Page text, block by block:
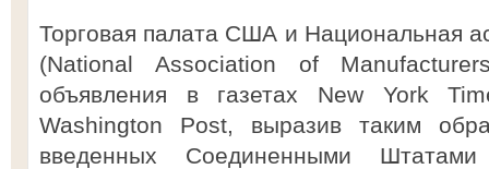
Торговая палата США и Национальная
(National Association of
объявления в газетах New York
Washington Post, выразив таким
введенных Соединенными Штатами